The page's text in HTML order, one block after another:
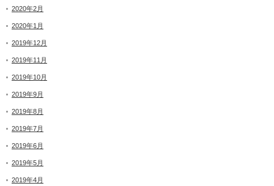
2020年2月
2020年1月
2019年12月
2019年11月
2019年10月
2019年9月
2019年8月
2019年7月
2019年6月
2019年5月
2019年4月